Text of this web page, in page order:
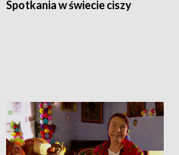
Spotkania w świecie ciszy